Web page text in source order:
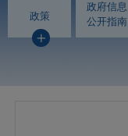
政策
政府信息
公开指南